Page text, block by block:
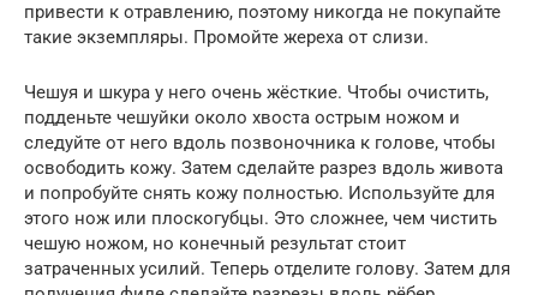
привести к отравлению, поэтому никогда не покупайте
такие экземпляры. Промойте жереха от слизи.
Чешуя и шкура у него очень жёсткие. Чтобы очистить,
подденьте чешуйки около хвоста острым ножом и
следуйте от него вдоль позвоночника к голове, чтобы
освободить кожу. Затем сделайте разрез вдоль живота
и попробуйте снять кожу полностью. Используйте для
этого нож или плоскогубцы. Это сложнее, чем чистить
чешую ножом, но конечный результат стоит
затраченных усилий. Теперь отделите голову. Затем для